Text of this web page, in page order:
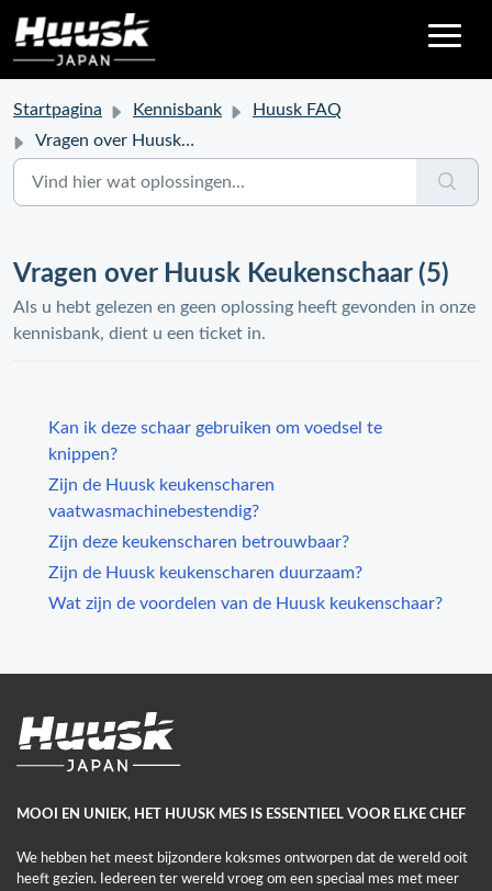
Startpagina Kennisbank
Huusk FAQ
Vragen over Huusk Keukenschaar
Vragen over Huusk Keukenschaar (5)
Als u hebt gelezen en geen oplossing heeft gevonden in onze
kennisbank, dient u een ticket in.
Kan ik deze schaar gebruiken om voedsel te
knippen?
Zijn de Huusk keukenscharen
vaatwasmachinebestendig?
Zijn deze keukenscharen betrouwbaar?
Zijn de Huusk keukenscharen duurzaam?
Wat zijn de voordelen van de Huusk keukenschaar?
MOOI EN UNIEK, HET HUUSK MES IS ESSENTIEEL VOOR ELKE CHEF
We hebben het meest bijzondere koksmes ontworpen dat de wereld ooit
heeft gezien. Iedereen ter wereld vroeg om een speciaal mes met meer